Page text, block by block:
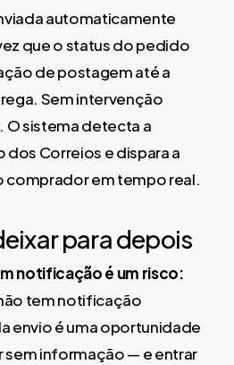
automaticamente
que o status do pedido
de postagem até a
Sem intervenção
O sistema detecta a
dos Correios e dispara a
comprador em tempo real.
para depois
notificação é um risco:
tem notificação
envio é uma oportunidade
sem informação — e entrar